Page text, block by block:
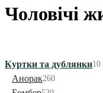
Чоловічі
Куртки та дублянки10
Анорак260